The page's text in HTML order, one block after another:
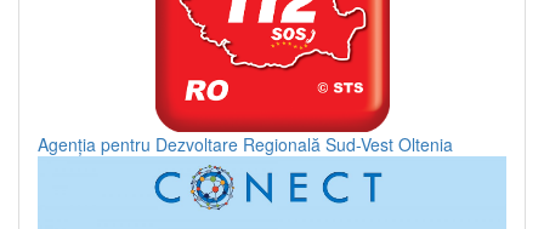
Agenția pentru Dezvoltare Regională Sud-Vest Oltenia